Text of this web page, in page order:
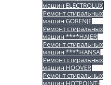
машин ELECTROLUX
Ремонт стиральных
машин GORENJE
Ремонт стиральных
машин ****HAIER
Ремонт стиральных
машин ****HANSA
Ремонт стиральных
машин HOOVER
Ремонт стиральных
машин HOTPOINT-